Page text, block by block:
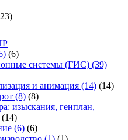
(6)
системы (ГИС) (39)
и анимация (14) (14)
(8) (8)
изыскания, генплан,
(14)
(6) (6)